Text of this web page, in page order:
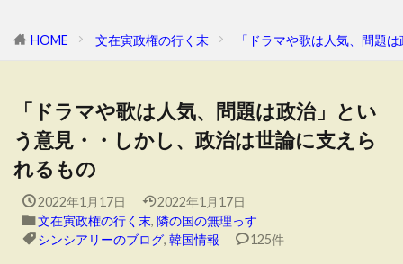
HOME 文在寅政権の行く末 「ドラマや歌は人気、問題
「ドラマや歌は人気、問題は政治」とい
う意見・・しかし、政治は世論に支えら
れるもの
2022年1月17日
2022年1月17日
文在寅政権の行く末, 隣の国の無理っす
シンシアリーのブログ, 韓国情報 125件